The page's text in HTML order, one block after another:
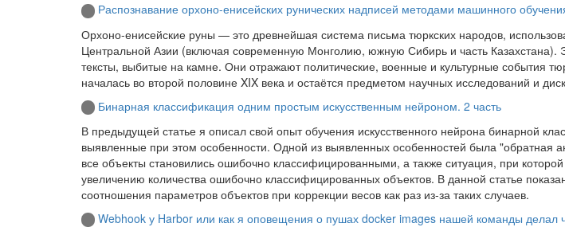
Распознавание орхоно-енисейских рунических надписей методами машинного
Орхоно-енисейские руны — это древнейшая система письма тюркских народов,
Центральной Азии (включая современную Монголию, южную Сибирь и часть
тексты, выбитые на камне. Они отражают политические, военные и культурные события
началась во второй половине XIX века и остаётся предметом научных исследований и
Бинарная классификация одним простым искусственным нейроном. 2 часть
В предыдущей статье я описал свой опыт обучения искусственного нейрона бинарной
выявленные при этом особенности. Одной из выявленных особенностей была "обратная
все объекты становились ошибочно классифицированными, а также ситуация, при
увеличению количества ошибочно классифицированных объектов. В данной статье
соотношения параметров объектов при коррекции весов как раз из-за таких случаев.
Webhook у Harbor или как я оповещения о пушах docker images нашей команды делал